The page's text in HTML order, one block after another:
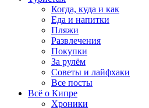
Когда, куда и как
Еда и напитки
Пляжи
Развлечения
Покупки
За рулём
Советы и лайфхаки
Все посты
Всё о Кипре
Хроники